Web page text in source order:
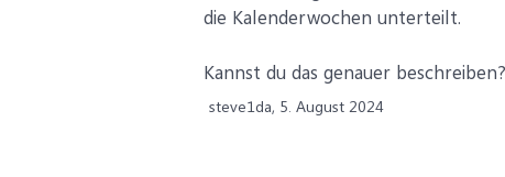
die Kalenderwochen unterteilt.
Kannst du das genauer beschreiben?
steve1da, 5. August 2024